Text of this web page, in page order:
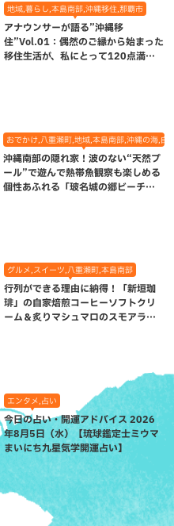
地域,暮らし,本島南部,沖縄移住,那覇市
アナウンサーが語る”沖縄移
住”Vol.01：偶然のご縁から始まった
移住生活が、私にとって120点満点
おでかけ,八重瀬町,地域,本島南部,沖縄の海,自
沖縄南部の隠れ家！波のない“天然プ
ール”で遊んで熱帯魚観察も楽しめる
個性あふれる「玻名城の郷ビーチ」
グルメ,スイーツ,八重瀬町,本島南部
行列ができる理由に納得！「新垣珈
琲」の自家焙煎コーヒーソフトクリ
ーム＆炙りマシュマロのスモアラテ
エンタメ,占い
今日の占い・開運アドバイス 2026
年8月5日（水）【琉球鑑定士ミウマ
まいにち九星気学開運占い】